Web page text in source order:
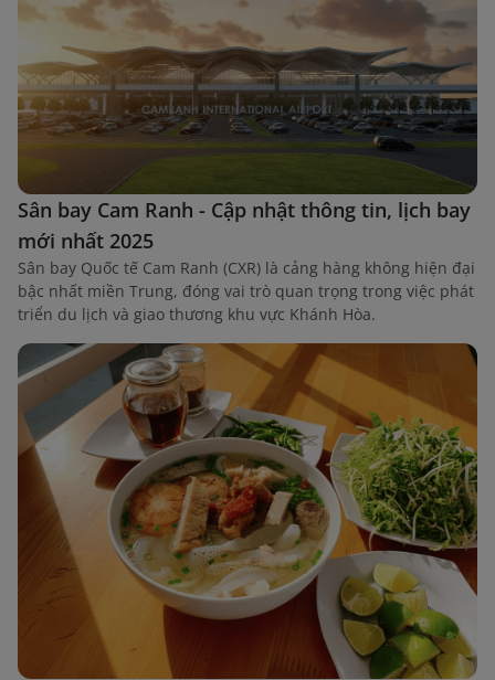
Sân bay Cam Ranh - Cập nhật thông tin, lịch bay
mới nhất 2025
Sân bay Quốc tế Cam Ranh (CXR) là cảng hàng không hiện đại
bậc nhất miền Trung, đóng vai trò quan trọng trong việc phát
triển du lịch và giao thương khu vực Khánh Hòa.